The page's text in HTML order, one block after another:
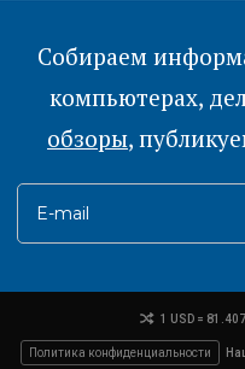
Собираем
компьютерах,
обзоры,
E-mail
1 USD =
Политика конфиденциальности